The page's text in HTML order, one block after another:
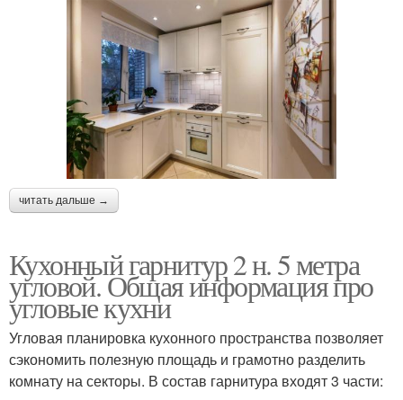
читать дальше →
Кухонный гарнитур 2 н. 5 метра
угловой. Общая информация про
угловые кухни
Угловая планировка кухонного пространства позволяет
сэкономить полезную площадь и грамотно разделить
комнату на секторы. В состав гарнитура входят 3 части: